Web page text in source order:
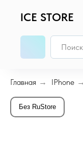
ICE STORE
Главная → IPhone →
Без RuStore